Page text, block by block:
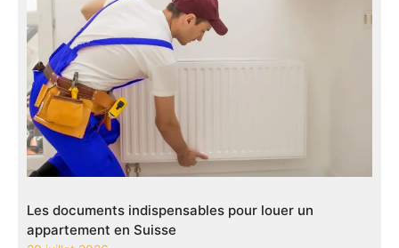
Les documents indispensables pour louer un
appartement en Suisse